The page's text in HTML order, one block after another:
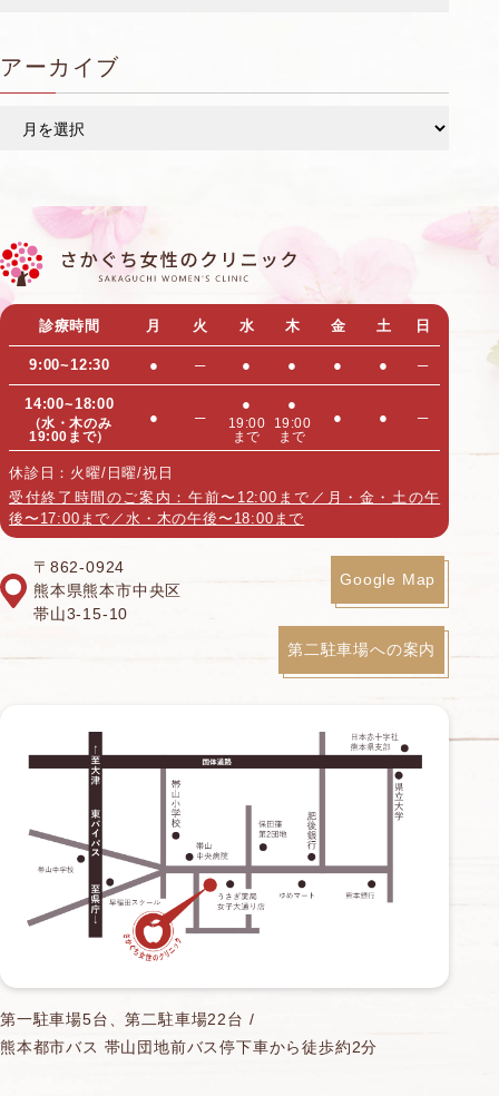
アーカイブ
ブ
診療時間 月 火 水 木 金 土 日
9:00~12:30 ● ─ ● ● ● ● ─
14:00~18:00
（水・木のみ
19:00まで）
● ─
●
19:00
まで
●
19:00
まで
● ● ─
休診日：火曜/日曜/祝日
受付終了時間のご案内：午前〜12:00まで／月・金・土の午
後〜17:00まで／水・木の午後〜18:00まで
〒862-0924
熊本県熊本市中央区
帯山3-15-10
Google Map
第二駐車場への案内
第一駐車場5台、第二駐車場22台 /
熊本都市バス 帯山団地前バス停下車から徒歩約2分